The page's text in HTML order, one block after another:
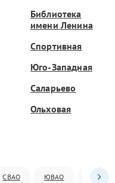
Библиотека
имени Ленина
Спортивная
Юго-Западная
Саларьево
Ольховая
СВАО ЮВАО ЮАО